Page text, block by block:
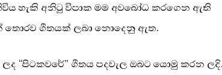
හැකි අනිටු විපාක මම අවබෝධ කරගෙන ඇති
තොරව ගීතයක් ලබා නොදෙනු ඇත.
“පිටකවරේ” ගීතය පදවැල ඔබට යොමු කරන ලදි.